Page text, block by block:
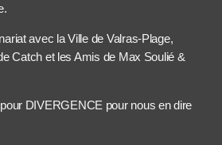
avec la Ville de Valras-Plage,
Catch et les Amis de Max Soulié &
DIVERGENCE pour nous en dire